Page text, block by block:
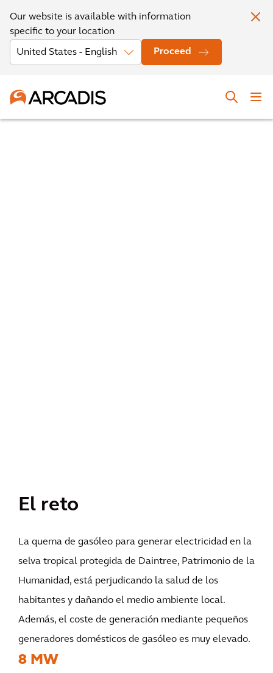
Our website is available with information
specific to your location
Proceed
El reto
La quema de gasóleo para generar electricidad en la
selva tropical protegida de Daintree, Patrimonio de la
Humanidad, está perjudicando la salud de los
habitantes y dañando el medio ambiente local.
Además, el coste de generación mediante pequeños
generadores domésticos de gasóleo es muy elevado.
8 MW